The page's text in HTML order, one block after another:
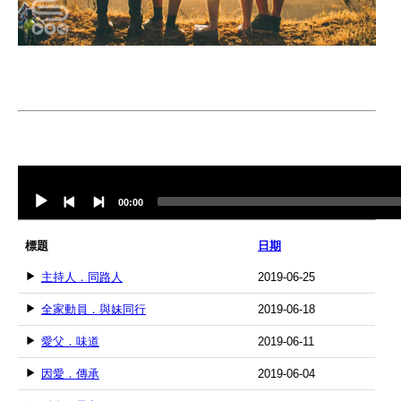
Player
00:00
標題 日期
主持人．同路人 2019-06-25
全家動員．與妹同行 2019-06-18
愛父．味道 2019-06-11
因愛．傳承 2019-06-04